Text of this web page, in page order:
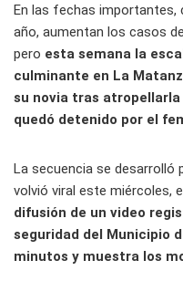
En las fechas
año, aumentan los casos
pero esta semana la
culminante en La
su novia tras atropellarla
quedó detenido por el
La secuencia se desarrolló
volvió viral este miércoles,
difusión de un video
seguridad del Municipio
minutos y muestra los